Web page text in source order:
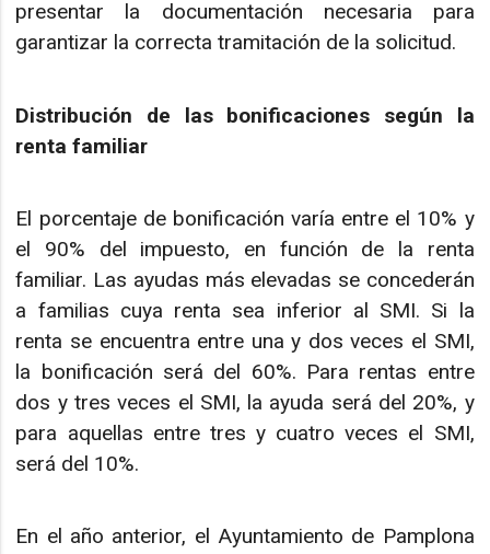
presentar la documentación necesaria para
garantizar la correcta tramitación de la solicitud.
Distribución de las bonificaciones según la
renta familiar
El porcentaje de bonificación varía entre el 10% y
el 90% del impuesto, en función de la renta
familiar. Las ayudas más elevadas se concederán
a familias cuya renta sea inferior al SMI. Si la
renta se encuentra entre una y dos veces el SMI,
la bonificación será del 60%. Para rentas entre
dos y tres veces el SMI, la ayuda será del 20%, y
para aquellas entre tres y cuatro veces el SMI,
será del 10%.
En el año anterior, el Ayuntamiento de Pamplona